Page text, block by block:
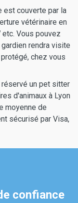
est couverte par la
vétérinaire en
Vous pouvez
rendra visite
chez vous
un pet sitter
d'animaux à Lyon
moyenne de
sécurisé par Visa,
confiance